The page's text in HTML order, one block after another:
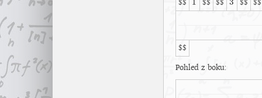
$$ 1 $$ $$ 3 $$ $$
$$
Pohled z boku: